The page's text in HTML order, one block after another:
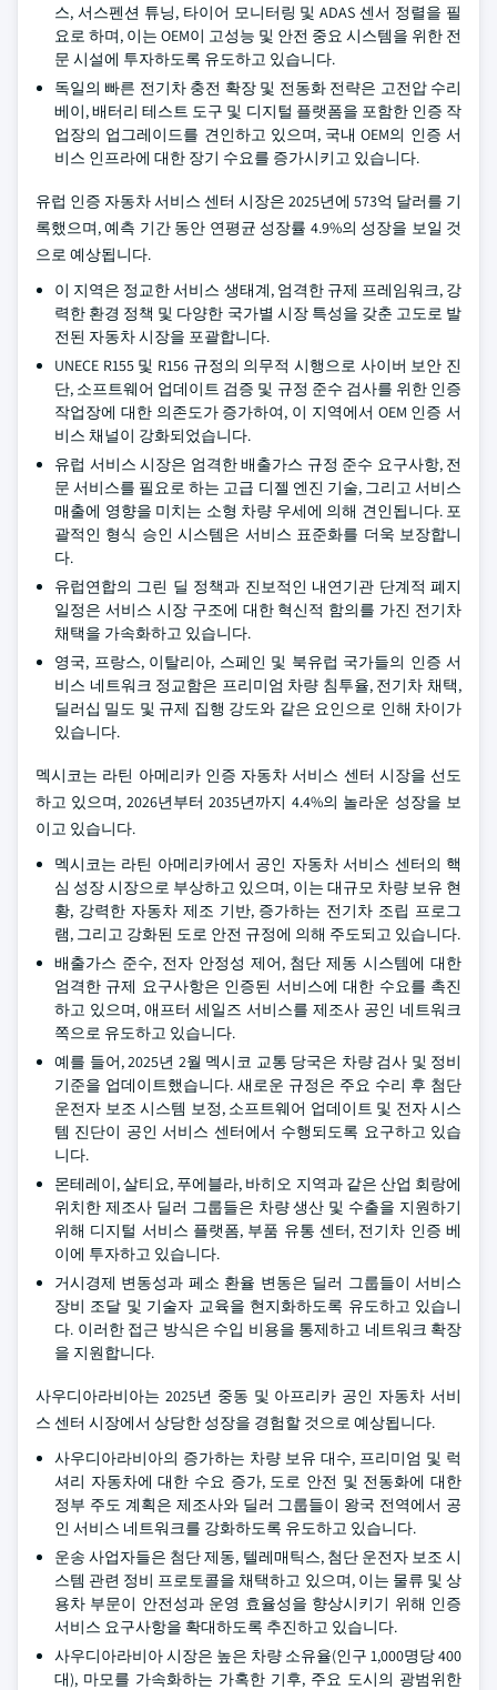
스, 서스펜션 튜닝, 타이어 모니터링 및 ADAS 센서 정렬을 필
요로 하며, 이는 OEM이 고성능 및 안전 중요 시스템을 위한 전
문 시설에 투자하도록 유도하고 있습니다.
독일의 빠른 전기차 충전 확장 및 전동화 전략은 고전압 수리
베이, 배터리 테스트 도구 및 디지털 플랫폼을 포함한 인증 작
업장의 업그레이드를 견인하고 있으며, 국내 OEM의 인증 서
비스 인프라에 대한 장기 수요를 증가시키고 있습니다.
유럽 인증 자동차 서비스 센터 시장은 2025년에 573억 달러를 기
록했으며, 예측 기간 동안 연평균 성장률 4.9%의 성장을 보일 것
으로 예상됩니다.
이 지역은 정교한 서비스 생태계, 엄격한 규제 프레임워크, 강
력한 환경 정책 및 다양한 국가별 시장 특성을 갖춘 고도로 발
전된 자동차 시장을 포괄합니다.
UNECE R155 및 R156 규정의 의무적 시행으로 사이버 보안 진
단, 소프트웨어 업데이트 검증 및 규정 준수 검사를 위한 인증
작업장에 대한 의존도가 증가하여, 이 지역에서 OEM 인증 서
비스 채널이 강화되었습니다.
유럽 서비스 시장은 엄격한 배출가스 규정 준수 요구사항, 전
문 서비스를 필요로 하는 고급 디젤 엔진 기술, 그리고 서비스
매출에 영향을 미치는 소형 차량 우세에 의해 견인됩니다. 포
괄적인 형식 승인 시스템은 서비스 표준화를 더욱 보장합니
다.
유럽연합의 그린 딜 정책과 진보적인 내연기관 단계적 폐지
일정은 서비스 시장 구조에 대한 혁신적 함의를 가진 전기차
채택을 가속화하고 있습니다.
영국, 프랑스, 이탈리아, 스페인 및 북유럽 국가들의 인증 서
비스 네트워크 정교함은 프리미엄 차량 침투율, 전기차 채택,
딜러십 밀도 및 규제 집행 강도와 같은 요인으로 인해 차이가
있습니다.
멕시코는 라틴 아메리카 인증 자동차 서비스 센터 시장을 선도
하고 있으며, 2026년부터 2035년까지 4.4%의 놀라운 성장을 보
이고 있습니다.
멕시코는 라틴 아메리카에서 공인 자동차 서비스 센터의 핵
심 성장 시장으로 부상하고 있으며, 이는 대규모 차량 보유 현
황, 강력한 자동차 제조 기반, 증가하는 전기차 조립 프로그
램, 그리고 강화된 도로 안전 규정에 의해 주도되고 있습니다.
배출가스 준수, 전자 안정성 제어, 첨단 제동 시스템에 대한
엄격한 규제 요구사항은 인증된 서비스에 대한 수요를 촉진
하고 있으며, 애프터 세일즈 서비스를 제조사 공인 네트워크
쪽으로 유도하고 있습니다.
예를 들어, 2025년 2월 멕시코 교통 당국은 차량 검사 및 정비
기준을 업데이트했습니다. 새로운 규정은 주요 수리 후 첨단
운전자 보조 시스템 보정, 소프트웨어 업데이트 및 전자 시스
템 진단이 공인 서비스 센터에서 수행되도록 요구하고 있습
니다.
몬테레이, 살티요, 푸에블라, 바히오 지역과 같은 산업 회랑에
위치한 제조사 딜러 그룹들은 차량 생산 및 수출을 지원하기
위해 디지털 서비스 플랫폼, 부품 유통 센터, 전기차 인증 베
이에 투자하고 있습니다.
거시경제 변동성과 페소 환율 변동은 딜러 그룹들이 서비스
장비 조달 및 기술자 교육을 현지화하도록 유도하고 있습니
다. 이러한 접근 방식은 수입 비용을 통제하고 네트워크 확장
을 지원합니다.
사우디아라비아는 2025년 중동 및 아프리카 공인 자동차 서비
스 센터 시장에서 상당한 성장을 경험할 것으로 예상됩니다.
사우디아라비아의 증가하는 차량 보유 대수, 프리미엄 및 럭
셔리 자동차에 대한 수요 증가, 도로 안전 및 전동화에 대한
정부 주도 계획은 제조사와 딜러 그룹들이 왕국 전역에서 공
인 서비스 네트워크를 강화하도록 유도하고 있습니다.
운송 사업자들은 첨단 제동, 텔레매틱스, 첨단 운전자 보조 시
스템 관련 정비 프로토콜을 채택하고 있으며, 이는 물류 및 상
용차 부문이 안전성과 운영 효율성을 향상시키기 위해 인증
서비스 요구사항을 확대하도록 추진하고 있습니다.
사우디아라비아 시장은 높은 차량 소유율(인구 1,000명당 400
대), 마모를 가속화하는 가혹한 기후, 주요 도시의 광범위한